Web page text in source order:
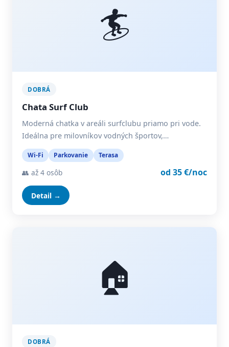
🏄
DOBRÁ
Chata Surf Club
Moderná chatka v areáli surfclubu priamo pri vode.
Ideálna pre milovníkov vodných športov,…
Wi-Fi Parkovanie Terasa
👥 až 4 osôb od 35 €/noc
Detail →
🏠
DOBRÁ